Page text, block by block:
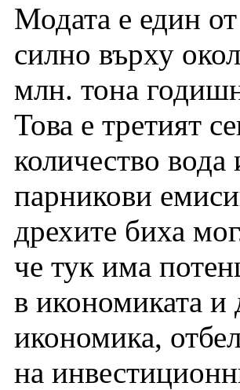
Модата е един от
силно върху
млн. тона
Това е третият
количество
парникови
дрехите биха
че тук има
в икономиката и
икономика,
на